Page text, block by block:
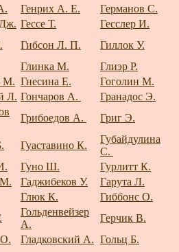
Генрих А. Е.
Германов С.
Гессе Т.
Гесслер И.
Гибсон Л. П.
Гиллок У.
Глинка М.
Глиэр Р.
М. Гнесина Е.
Гоголин М.
Л. Гончаров А.
Гранадос Э.
Грибоедов А. Григ Э.
Гуаставино К.
Губайдулина
С.
Гуно Ш.
Гурлитт К.
М. Гаджибеков У.
Гарута Л.
Глюк К.
Гиббонс О.
Гольденвейзер
А.
Герчик В.
Гладковский А. Гольц Б.